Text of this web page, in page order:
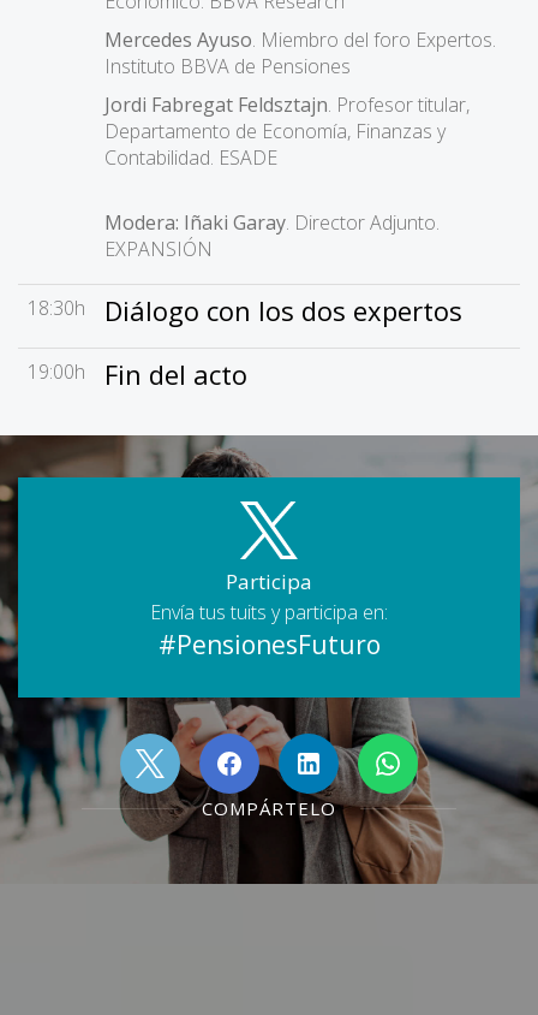
Mercedes Ayuso. Miembro del foro Expertos.
Instituto BBVA de Pensiones
Jordi Fabregat Feldsztajn. Profesor titular,
Departamento de Economía, Finanzas y
Contabilidad. ESADE
Modera: Iñaki Garay. Director Adjunto.
EXPANSIÓN
18:30h Diálogo con los dos expertos
19:00h Fin del acto
Participa
Envía tus tuits y participa en:
#PensionesFuturo
COMPÁRTELO